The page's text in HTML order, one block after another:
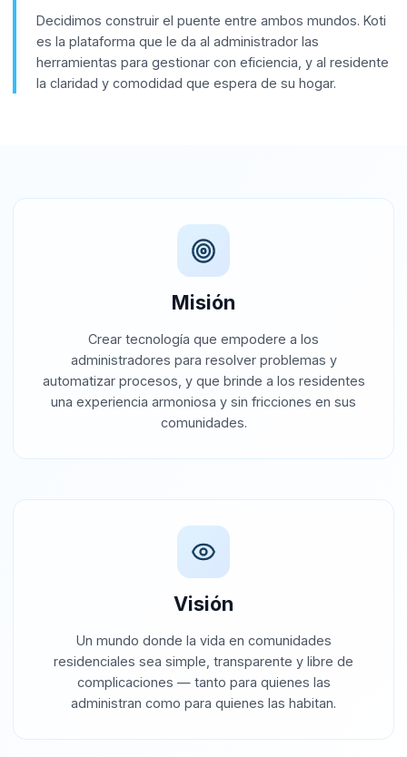
Decidimos construir el puente entre ambos mundos. Koti
es la plataforma que le da al administrador las
herramientas para gestionar con eficiencia, y al residente
la claridad y comodidad que espera de su hogar.
Misión
Crear tecnología que empodere a los
administradores para resolver problemas y
automatizar procesos, y que brinde a los residentes
una experiencia armoniosa y sin fricciones en sus
comunidades.
Visión
Un mundo donde la vida en comunidades
residenciales sea simple, transparente y libre de
complicaciones — tanto para quienes las
administran como para quienes las habitan.